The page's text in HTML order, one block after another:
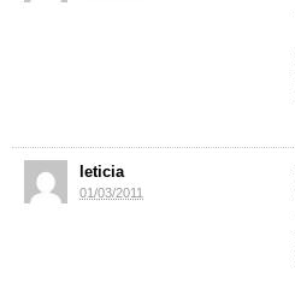
leticia
01/03/2011